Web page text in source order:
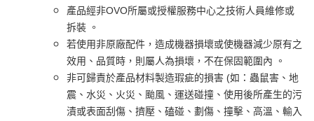
產品經非OVO所屬或授權服務中心之技術人員維修或
拆裝 。
若使用非原廠配件，造成機器損壞或使機器減少原有之
效用、品質時，則屬人為損壞，不在保固範圍內 。
非可歸責於產品材料製造瑕疵的損害 (如：蟲鼠害、地
震、水災、火災、颱風、運送碰撞、使用後所產生的污
漬或表面刮傷、擠壓、磕碰、劃傷、撞擊、高溫、輸入